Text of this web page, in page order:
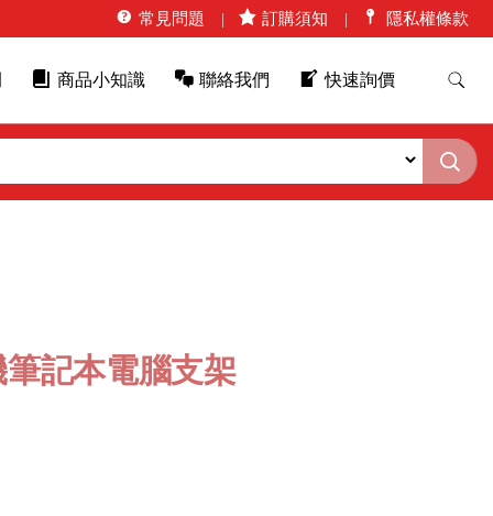
常見問題 訂購須知 隱私權條款
商品小知識 聯絡我們 快速詢價
記本電腦支架